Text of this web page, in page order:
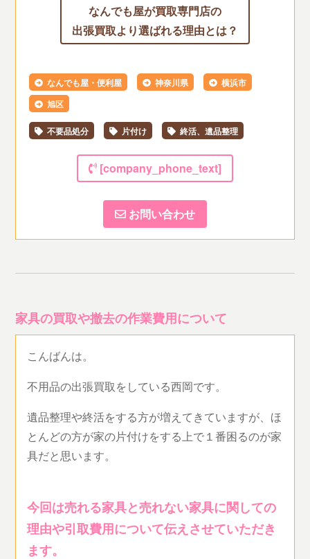
なんでも屋が買取専門店の
出張買取より選ばれる理由とは？
なんでも屋・便利屋 神奈川県
横浜市
旭区
不要品処分 片付け 終活、遺品整理
[company_phone_text]
お問い合わせ
家具の買取や撤去の作業費用について
こんばんは。
不用品の出張買取をしている西岡です。
遺品整理や終活をする方が増えてきていますが、ほ
とんどの方が家の片付けをする上で１番困るのが家
具だと思います。
今回は売れる家具と売れない家具に関しての
理由や引取費用について伝えさせていただき
ます。